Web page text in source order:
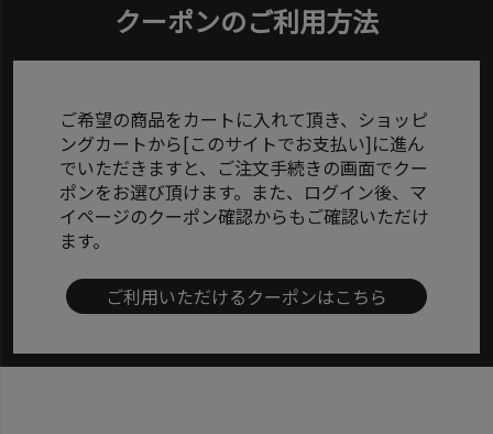
クーポンのご利用方法
ご希望の商品をカートに入れて頂き、ショッピ
ングカートから[このサイトでお支払い]に進ん
でいただきますと、ご注文手続きの画面でクー
ポンをお選び頂けます。また、ログイン後、マ
イページのクーポン確認からもご確認いただけ
ます。
ご利用いただけるクーポンはこちら